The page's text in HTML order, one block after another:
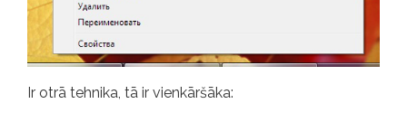
Ir otrā tehnika, tā ir vienkāršāka: